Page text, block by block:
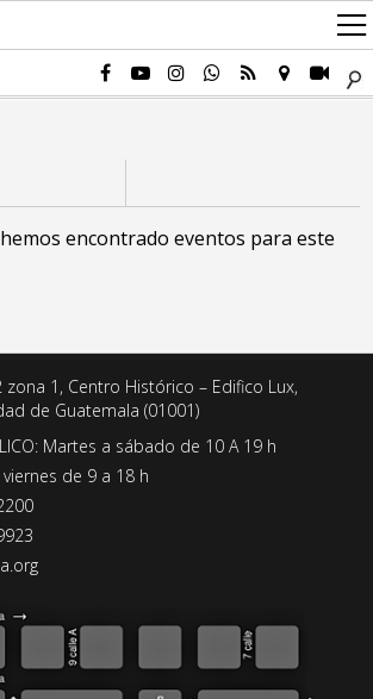
encontrado eventos para este
zona 1, Centro Histórico – Edifico Lux,
de Guatemala (01001)
Martes a sábado de 10 A 19 h
viernes de 9 a 18 h